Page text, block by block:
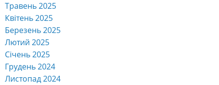
Травень 2025
Квітень 2025
Березень 2025
Лютий 2025
Січень 2025
Грудень 2024
Листопад 2024